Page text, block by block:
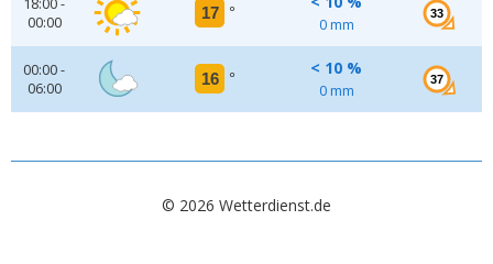
18:00 -
00:00
17 °
0 mm
33
00:00 -
06:00
16 °
< 10 %
0 mm
37
© 2026 Wetterdienst.de